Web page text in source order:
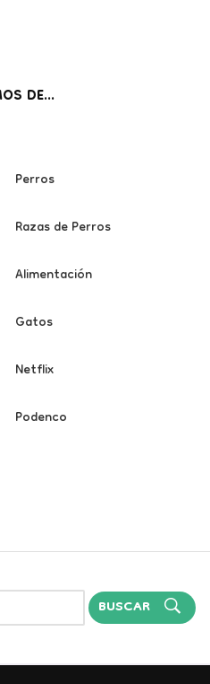
DE...
Perros
Razas de Perros
Alimentación
Gatos
Netflix
Podenco
BUSCAR